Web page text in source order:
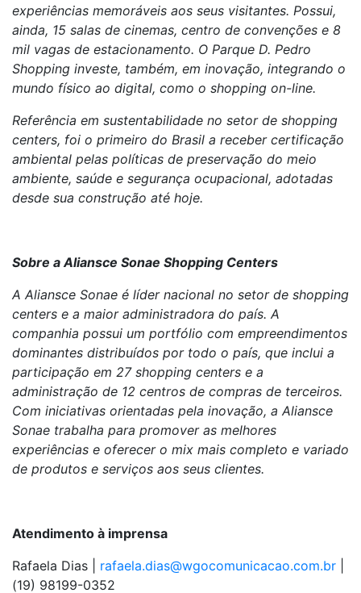
experiências memoráveis aos seus visitantes. Possui,
ainda, 15 salas de cinemas, centro de convenções e 8
mil vagas de estacionamento. O Parque D. Pedro
Shopping investe, também, em inovação, integrando o
mundo físico ao digital, como o shopping on-line.
Referência em sustentabilidade no setor de shopping
centers, foi o primeiro do Brasil a receber certificação
ambiental pelas políticas de preservação do meio
ambiente, saúde e segurança ocupacional, adotadas
desde sua construção até hoje.
Sobre a Aliansce Sonae Shopping Centers
A Aliansce Sonae é líder nacional no setor de shopping
centers e a maior administradora do país. A
companhia possui um portfólio com empreendimentos
dominantes distribuídos por todo o país, que inclui a
participação em 27 shopping centers e a
administração de 12 centros de compras de terceiros.
Com iniciativas orientadas pela inovação, a Aliansce
Sonae trabalha para promover as melhores
experiências e oferecer o mix mais completo e variado
de produtos e serviços aos seus clientes.
Atendimento à imprensa
Rafaela Dias | rafaela.dias@wgocomunicacao.com.br
(19) 98199-0352